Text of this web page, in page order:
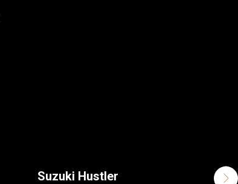
Suzuki Hustler